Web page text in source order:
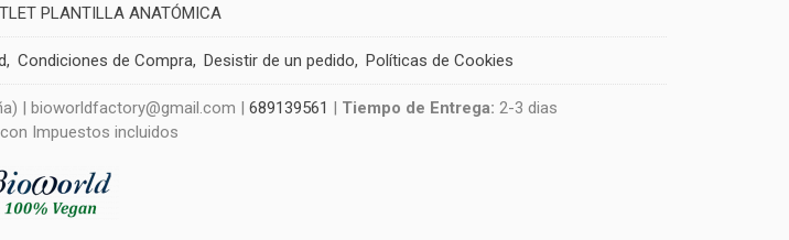
PLANTILLA ANATÓMICA
Condiciones de Compra Desistir de un pedido Políticas de Cookies
| bioworldfactory@gmail.com | 689139561 | Tiempo de Entrega: 2-3 dias
Impuestos incluidos